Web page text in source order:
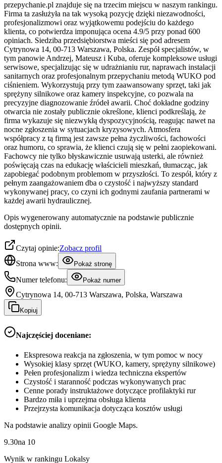
przepychanie.pl znajduje się na trzecim miejscu w naszym rankingu.
Firma ta zasłużyła na tak wysoką pozycję dzięki niezawodności,
profesjonalizmowi oraz wyjątkowemu podejściu do każdego
klienta, co potwierdza imponująca ocena 4.9/5 przy ponad 600
opiniach. Siedziba przedsiębiorstwa mieści się pod adresem
Cytrynowa 14, 00-713 Warszawa, Polska. Zespół specjalistów, w
tym panowie Andrzej, Mateusz i Kuba, oferuje kompleksowe usługi
serwisowe, specjalizując się w udrażnianiu rur, naprawach instalacji
sanitarnych oraz profesjonalnym przepychaniu metodą WUKO pod
ciśnieniem. Wykorzystują przy tym zaawansowany sprzęt, taki jak
sprężyny silnikowe oraz kamery inspekcyjne, co pozwala na
precyzyjne diagnozowanie źródeł awarii. Choć dokładne godziny
otwarcia nie zostały publicznie określone, klienci podkreślają, że
firma wykazuje się niezwykłą dyspozycyjnością, reagując nawet na
nocne zgłoszenia w sytuacjach kryzysowych. Atmosfera
współpracy z tą firmą jest zawsze pełna życzliwości, fachowości
oraz humoru, co sprawia, że klienci czują się w pełni zaopiekowani.
Fachowcy nie tylko błyskawicznie usuwają usterki, ale również
poświęcają czas na edukację właścicieli mieszkań, tłumacząc, jak
zapobiegać podobnym problemom w przyszłości. To zespół, który z
pełnym zaangażowaniem dba o czystość i najwyższy standard
wykonywanej pracy, co czyni ich godnymi zaufania partnerami w
każdej awarii hydraulicznej.
Opis wygenerowany automatycznie na podstawie publicznie
dostępnych opinii.
Czytaj opinie:Zobacz profil
Strona www:
Pokaż stronę
Numer telefonu: Pokaż numer
Cytrynowa 14, 00-713 Warszawa, Polska, Warszawa
Kopiuj
Najczęściej doceniane:
Ekspresowa reakcja na zgłoszenia, w tym pomoc w nocy
Wysokiej klasy sprzęt (WUKO, kamery, sprężyny silnikowe)
Pełen profesjonalizm i wiedza techniczna ekspertów
Czystość i staranność podczas wykonywanych prac
Cenne porady instruktażowe dotyczące profilaktyki rur
Bardzo miła i uprzejma obsługa klienta
Przejrzysta komunikacja dotycząca kosztów usługi
Na podstawie analizy opinii Google Maps.
9.30na 10
Wynik w rankingu Lokalsy